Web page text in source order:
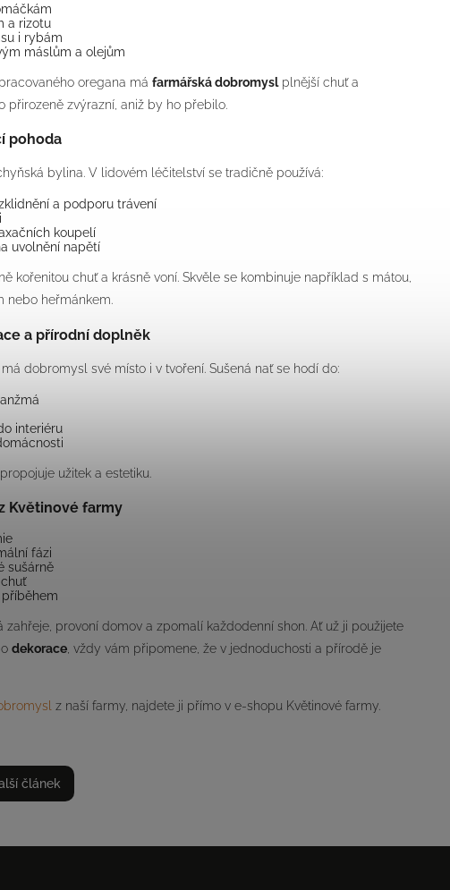
a rizotu
i rybám
máslům a olejům
oregana má farmářská dobromyslplnější chuť a
přirozeně zvýrazní, aniž by ho přebilo.
pohoda
bylina. V lidovém léčitelství se tradičně používá:
a podporu trávení
koupelí
uvolnění napětí
kořenitou chuť a krásně voní. Skvěle se kombinuje například s mátou,
nebo heřmánkem.
a přírodní doplněk
dobromysl své místo i v tvoření. Sušená nať se hodí do:
interiéru
propojuje užitek a estetiku.
Květinové farmy
fázi
sušárně
zahřeje, provoní domov a zpomalí každodenní shon. Ať už ji použijete
dekorace , vždy vám připomene, že v jednoduchosti a přírodě je
z naší farmy, najdete ji přímo v e-shopu Květinové farmy.
článek